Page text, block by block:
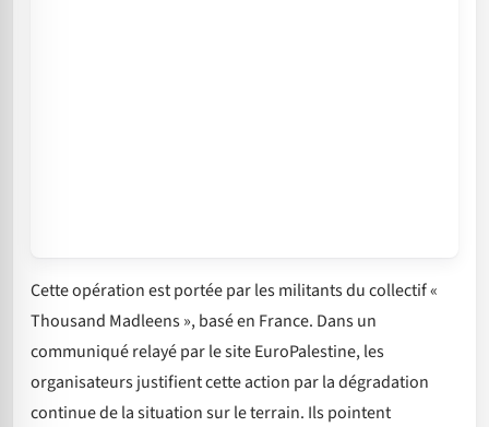
Cette opération est portée par les militants du collectif «
Thousand Madleens », basé en France. Dans un
communiqué relayé par le site EuroPalestine, les
organisateurs justifient cette action par la dégradation
continue de la situation sur le terrain. Ils pointent